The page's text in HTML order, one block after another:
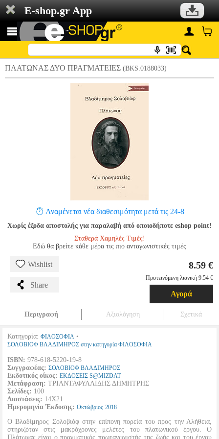
E-shop.gr App
ΠΛΑΤΩΝΑΣ ΔΥΟ ΠΡΑΓΜΑΤΕΙΕΣ (BKS.0188033)
Αναμένεται νέα διαθεσιμότητα μετά τις 24-8
Χωρίς έξοδα αποστολής για παραλαβή από οποιοδήποτε eshop point!
Σταθερά Χαμηλές Τιμές!
Εδώ θα βρείτε κάθε μέρα τις πιο ανταγωνιστικές τιμές
Wishlist
Share
8.59 €
Προτεινόμενη λιανική 9.54 €
Αγορά
Περιγραφή Αξιολόγηση Σχετικά
Κατηγορία: ΦΙΛΟΣΟΦΙΑ •
ΣΟΛΟΒΙΟΦ ΒΛΑΔΙΜΗΡΟΣ στην κατηγορία ΦΙΛΟΣΟΦΙΑ
ISBN: 978-618-5220-19-8
Συγγραφέας: ΣΟΛΟΒΙΟΦ ΒΛΑΔΙΜΗΡΟΣ
Εκδοτικός οίκος: ΕΚΔΟΣΕΙΣ S@MIZDAT
Μετάφραση: ΤΡΙΑΝΤΑΦΥΛΛΙΔΗΣ ΔΗΜΗΤΡΗΣ
Σελίδες: 100
Διαστάσεις: 14Χ21
Ημερομηνία Έκδοσης: Οκτώβριος 2018
Ο Βλαδίμηρος Σολοβιόφ στην επίπονη πορεία του προς την Αλήθεια,
στηριζόταν στις μακρόχρονες μελέτες του πλατωνικού έργου. Ο
Πλάτωνας είναι ο πραγματικός πρωταγωνιστής της ζωής και του έργου